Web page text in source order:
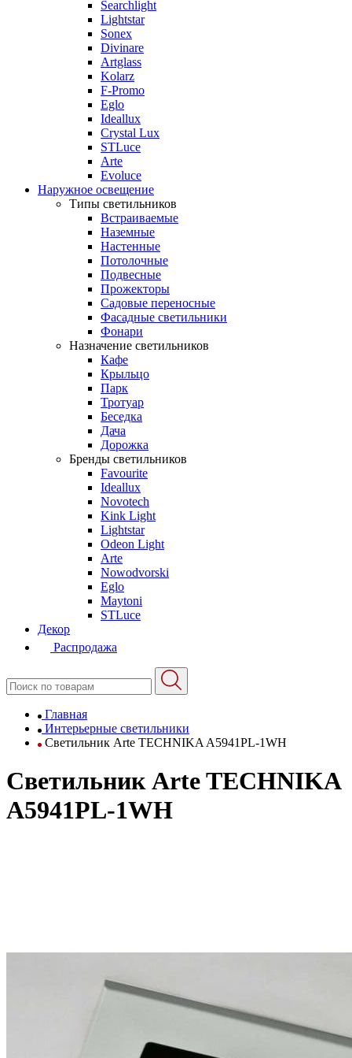
Searchlight
Lightstar
Sonex
Divinare
Artglass
Kolarz
F-Promo
Eglo
Ideallux
Crystal Lux
STLuce
Arte
Evoluce
Наружное освещение
Типы светильников
Встраиваемые
Наземные
Настенные
Потолочные
Подвесные
Прожекторы
Садовые переносные
Фасадные светильники
Фонари
Назначение светильников
Кафе
Крыльцо
Парк
Тротуар
Беседка
Дача
Дорожка
Бренды светильников
Favourite
Ideallux
Novotech
Kink Light
Lightstar
Odeon Light
Arte
Nowodvorski
Eglo
Maytoni
STLuce
Декор
Распродажа
Главная
Интерьерные светильники
Светильник Arte TECHNIKA A5941PL-1WH
Светильник Arte TECHNIKA
A5941PL-1WH